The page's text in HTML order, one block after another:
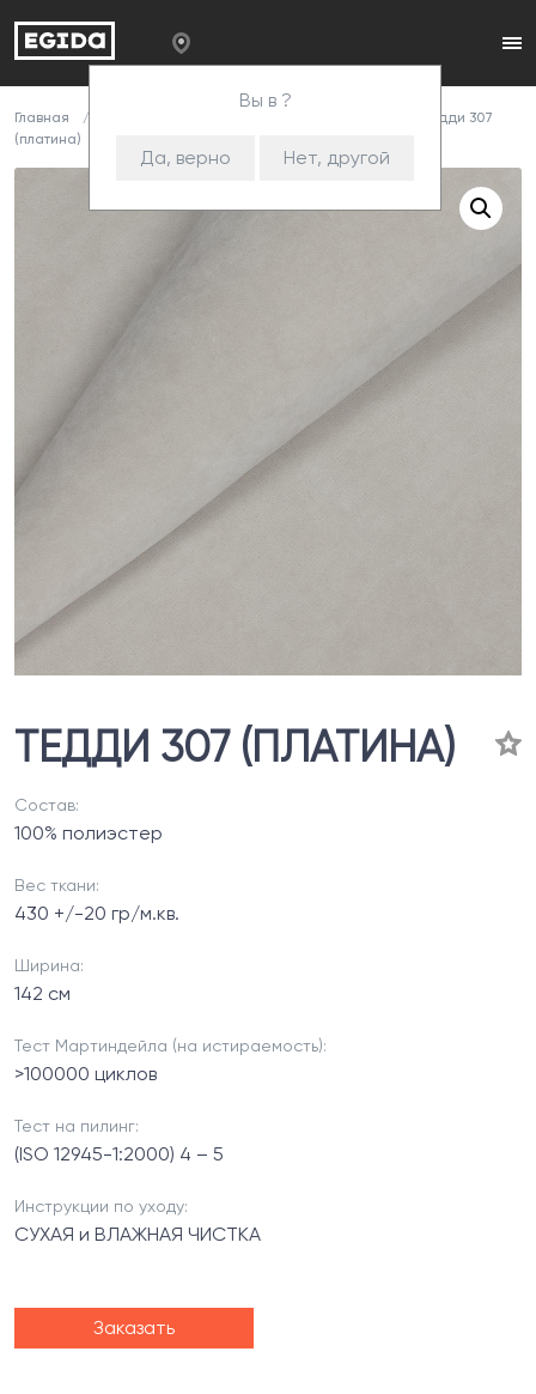
Вы в ?
Да, верно Нет, другой
Главная
Тедди 307
(платина)
ТЕДДИ 307 (ПЛАТИНА)
Состав:
100% полиэстер
Вес ткани:
430 +/-20 гр/м.кв.
Ширина:
142 см
Тест Мартиндейла (на истираемость):
>100000 циклов
Тест на пилинг:
(ISO 12945-1:2000) 4 – 5
Инструкции по уходу:
СУХАЯ и ВЛАЖНАЯ ЧИСТКА
Заказать